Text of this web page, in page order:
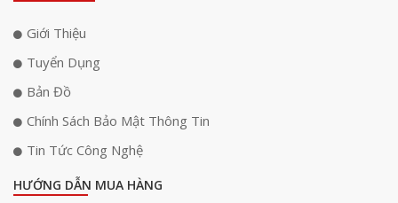
Giới Thiệu
Tuyển Dụng
Bản Đồ
Chính Sách Bảo Mật Thông Tin
Tin Tức Công Nghệ
HƯỚNG DẪN MUA HÀNG